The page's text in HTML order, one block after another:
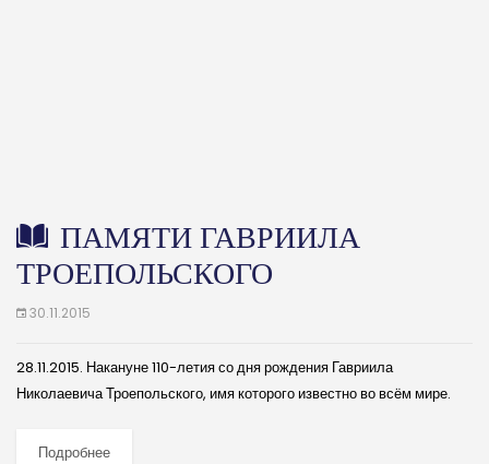
ПАМЯТИ ГАВРИИЛА
ТРОЕПОЛЬСКОГО
30.11.2015
28.11.2015. Накануне 110-летия со дня рождения Гавриила
Николаевича Троепольского, имя которого известно во всём мире.
Подробнее